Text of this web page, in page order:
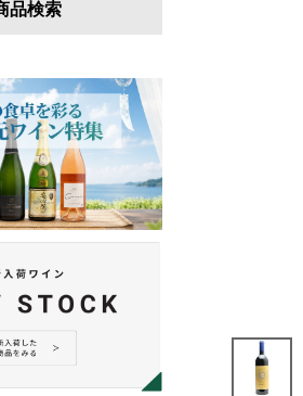
品検索